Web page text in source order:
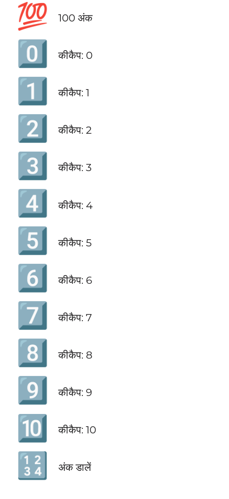
💯 100 अंक
0️⃣ कीकैप: 0
1️⃣ कीकैप: 1
2️⃣ कीकैप: 2
3️⃣ कीकैप: 3
4️⃣ कीकैप: 4
5️⃣ कीकैप: 5
6️⃣ कीकैप: 6
7️⃣ कीकैप: 7
8️⃣ कीकैप: 8
9️⃣ कीकैप: 9
🔟 कीकैप: 10
🔢 अंक डालें